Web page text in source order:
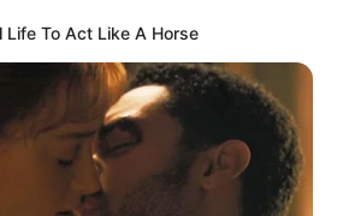
Life To Act Like A Horse